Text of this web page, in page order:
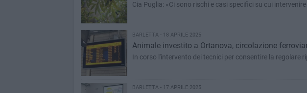
Cia Puglia: «Ci sono rischi e casi specifici su cui
BARLETTA - 18 APRILE 2025
Animale investito a Ortanova, circolazione
In corso l'intervento dei tecnici per consentire la regolare
BARLETTA - 17 APRILE 2025